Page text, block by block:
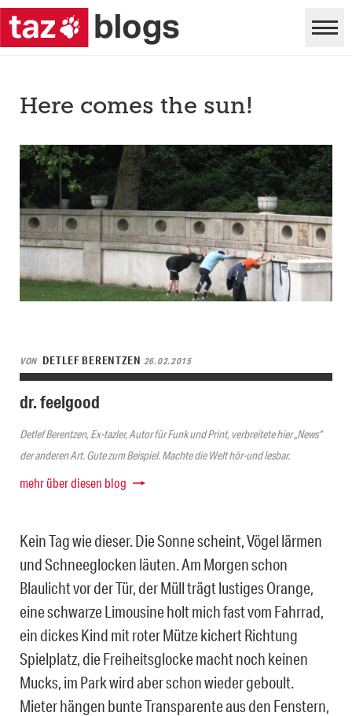
Here comes the sun!
VON DETLEF BERENTZEN 26.02.2015
dr. feelgood
Detlef Berentzen, Ex-tazler, Autor für Funk und Print, verbreitete hier „News“
der anderen Art. Gute zum Beispiel. Machte die Welt hör-und lesbar.
mehr über diesen blog
Kein Tag wie dieser. Die Sonne scheint, Vögel lärmen
und Schneeglocken läuten. Am Morgen schon
Blaulicht vor der Tür, der Müll trägt lustiges Orange,
eine schwarze Limousine holt mich fast vom Fahrrad,
ein dickes Kind mit roter Mütze kichert Richtung
Spielplatz, die Freiheitsglocke macht noch keinen
Mucks, im Park wird aber schon wieder geboult.
Mieter hängen bunte Transparente aus den Fenstern,